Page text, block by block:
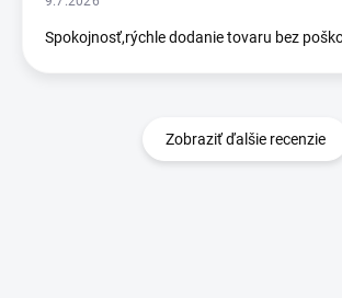
Spokojnosť,rýchle dodanie tovaru bez
Zobraziť ďalšie recenzie